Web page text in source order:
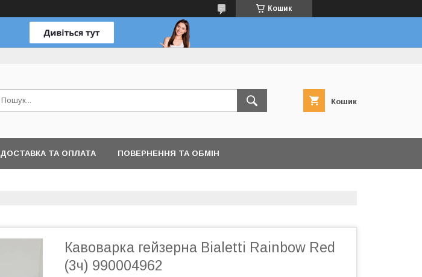
Кошик
Кошик
ДОСТАВКА ТА ОПЛАТА ПОВЕРНЕННЯ ТА ОБМІН
Кавоварка гейзерна Bialetti Rainbow Red
(3ч) 990004962